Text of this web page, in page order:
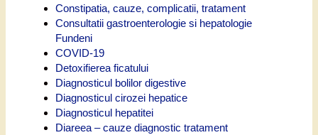
Constipatia, cauze, complicatii, tratament
Consultatii gastroenterologie si hepatologie
Fundeni
COVID-19
Detoxifierea ficatului
Diagnosticul bolilor digestive
Diagnosticul cirozei hepatice
Diagnosticul hepatitei
Diareea – cauze diagnostic tratament